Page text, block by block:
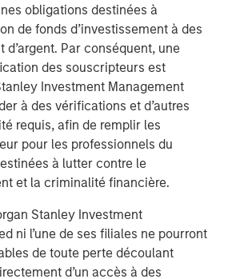
obligations destinées à
de fonds d’investissement à des
Par conséquent, une
des souscripteurs est
Investment Management
à des vérifications et d’autres
requis, afin de remplir les
pour les professionnels du
à lutter contre le
et la criminalité financière.
Stanley Investment
ni l’une de ses filiales ne pourront
de toute perte découlant
d’un accès à des
Outlook:
Fluid Backdrop
remains resilient
and divergence across
real estate continues to
value, supported by a
income streams, and